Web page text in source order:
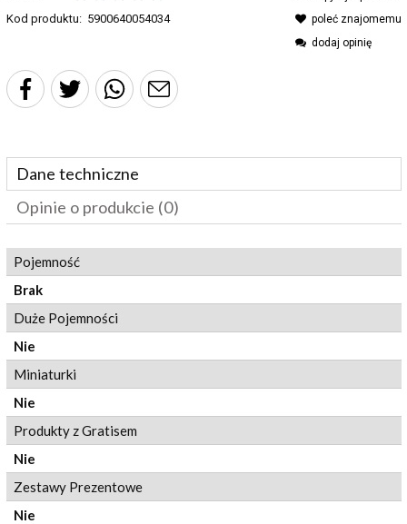
Kod produktu: 5900640054034
poleć znajomemu
dodaj opinię
Dane techniczne
Opinie o produkcie (0)
Pojemność
Brak
Duże Pojemności
Nie
Miniaturki
Nie
Produkty z Gratisem
Nie
Zestawy Prezentowe
Nie